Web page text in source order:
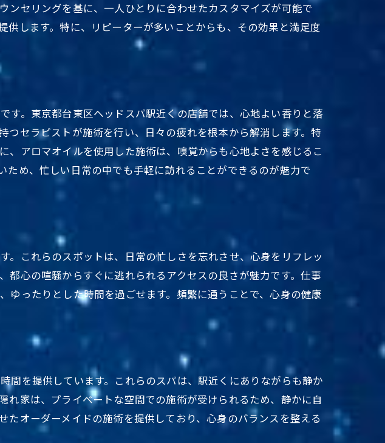
法を徹底解説
ポットを探索
スパ
の至福体験
ひとときを
ドスパの魅力
の逃避行
を癒す
く体験
身のリフレッシュ
間
ーションの極み
の魅力
レッシュ
ととき
時間を
パの魅力
台東区で
ンセリングを基に、一人ひとりに合わせたカスタマイズが可能で
します。特に、リピーターが多いことからも、その効果と満足度
す。東京都台東区ヘッドスパ駅近くの店舗では、心地よい香りと落
セラピストが施術を行い、日々の疲れを根本から解消します。特
アロマオイルを使用した施術は、嗅覚からも心地よさを感じるこ
め、忙しい日常の中でも手軽に訪れることができるのが魅力で
これらのスポットは、日常の忙しさを忘れさせ、心身をリフレッ
心の喧騒からすぐに逃れられるアクセスの良さが魅力です。仕事
ったりとした時間を過ごせます。頻繁に通うことで、心身の健康
間を提供しています。これらのスパは、駅近くにありながらも静か
家は、プライベートな空間での施術が受けられるため、静かに自
オーダーメイドの施術を提供しており、心身のバランスを整える